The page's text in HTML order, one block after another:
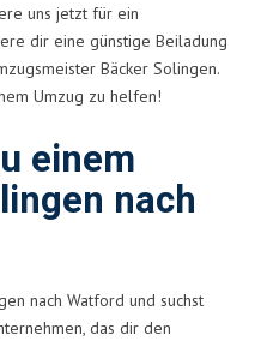
uns jetzt für ein
dir eine günstige Beiladung
Bäcker Solingen.
Umzug zu helfen!
einem
nach
nach Watford und suchst
das dir den